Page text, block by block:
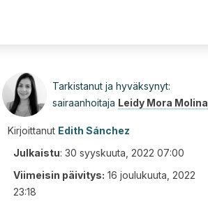
Tarkistanut ja hyväksynyt:
sairaanhoitaja Leidy Mora Molina
Kirjoittanut Edith Sánchez
Julkaistu: 30 syyskuuta, 2022 07:00
Viimeisin päivitys: 16 joulukuuta, 2022
23:18